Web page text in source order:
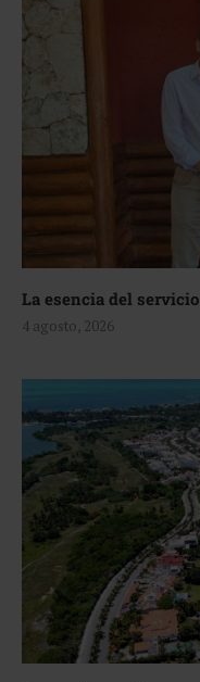
La esencia del servicio
4 agosto, 2026